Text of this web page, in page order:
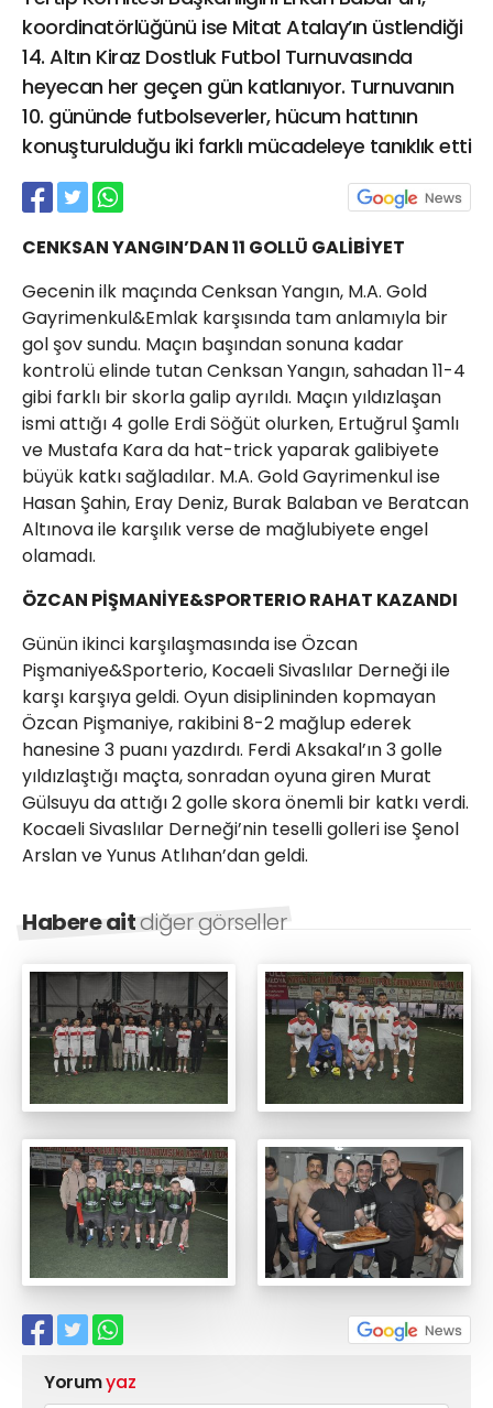
koordinatörlüğünü ise Mitat Atalay’ın üstlendiği
14. Altın Kiraz Dostluk Futbol Turnuvasında
heyecan her geçen gün katlanıyor. Turnuvanın
10. gününde futbolseverler, hücum hattının
konuşturulduğu iki farklı mücadeleye tanıklık etti
CENKSAN YANGIN’DAN11 GOLLÜ GALİBİYET
Gecenin ilk maçında Cenksan Yangın, M.A. Gold
Gayrimenkul&Emlak karşısında tam anlamıyla bir
gol şov sundu. Maçın başından sonuna kadar
kontrolü elinde tutan Cenksan Yangın, sahadan 11-4
gibi farklı bir skorla galip ayrıldı. Maçın yıldızlaşan
ismi attığı 4 golle Erdi Söğüt olurken, Ertuğrul Şamlı
ve Mustafa Kara da hat-trick yaparak galibiyete
büyük katkı sağladılar. M.A. Gold Gayrimenkul ise
Hasan Şahin, Eray Deniz, Burak Balaban ve Beratcan
Altınova ile karşılık verse de mağlubiyete engel
olamadı.
ÖZCAN PİŞMANİYE&SPORTERIO RAHAT KAZANDI
Günün ikinci karşılaşmasında ise Özcan
Pişmaniye&Sporterio, Kocaeli Sivaslılar Derneği ile
karşı karşıya geldi. Oyun disiplininden kopmayan
Özcan Pişmaniye, rakibini 8-2 mağlup ederek
hanesine 3 puanı yazdırdı. Ferdi Aksakal’ın 3 golle
yıldızlaştığı maçta, sonradan oyuna giren Murat
Gülsuyu da attığı 2 golle skora önemli bir katkı verdi.
Kocaeli Sivaslılar Derneği’nin teselli golleri ise Şenol
Arslan ve Yunus Atlıhan’dan geldi.
Habere aitdiğer görseller
Yorumyaz
21 Gölcük
02624132333
haber@golcukpostasi.com